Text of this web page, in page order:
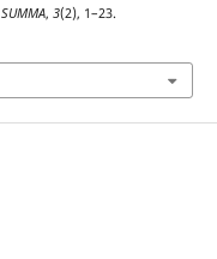
SUMMA, 3(2), 1–23.